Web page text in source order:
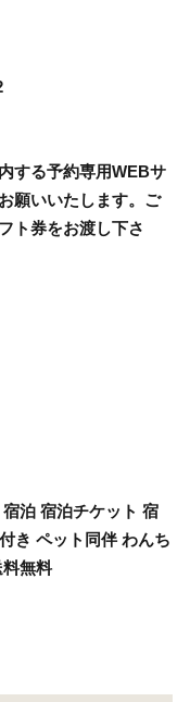
する予約専用WEBサ
願いいたします。ご
ト券をお渡し下さ
泊 宿泊チケット 宿
き ペット同伴 わんち
無料